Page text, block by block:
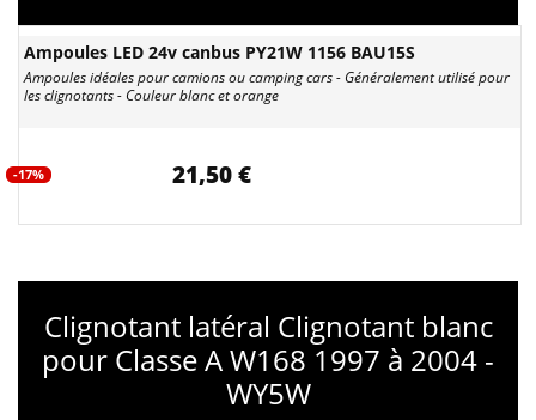
Ampoules LED 24v canbus PY21W 1156 BAU15S
Ampoules idéales pour camions ou camping cars - Généralement utilisé pour
les clignotants - Couleur blanc et orange
-17% 21,50 €
Clignotant latéral Clignotant blanc
pour Classe A W168 1997 à 2004 -
WY5W